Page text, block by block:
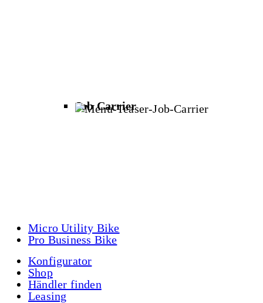
Job Carrier
Micro Utility Bike
Pro Business Bike
Konfigurator
Shop
Händler finden
Leasing